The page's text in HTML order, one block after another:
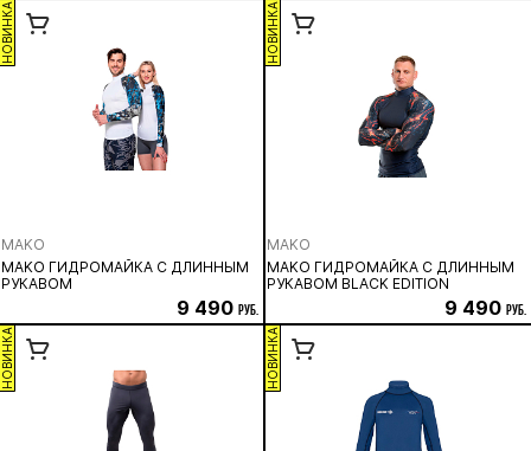
НОВИНКА
MAKO
MAKO ГИДРОМАЙКА С ДЛИННЫМ
РУКАВОМ
9 490 руб.
НОВИНКА
MAKO
MAKO ГИДРОМАЙКА С ДЛИННЫМ
РУКАВОМ BLACK EDITION
9 490 руб.
НОВИНКА НОВИНКА